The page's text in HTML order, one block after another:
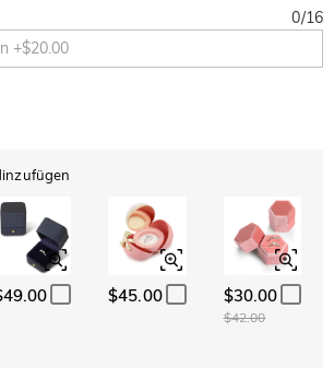
0/16
$45.00 $30.00
$42.00